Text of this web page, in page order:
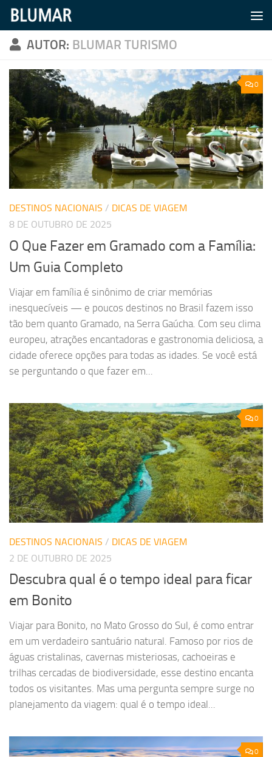
Skip to content
AUTOR: BLUMAR TURISMO
0
DESTINOS NACIONAIS / DICAS DE VIAGEM
8 DE OUTUBRO DE 2025
O Que Fazer em Gramado com a Família:
Um Guia Completo
Viajar em família é sinônimo de criar memórias
inesquecíveis — e poucos destinos no Brasil fazem isso
tão bem quanto Gramado, na Serra Gaúcha. Com seu clima
europeu, atrações encantadoras e gastronomia deliciosa, a
cidade oferece opções para todas as idades. Se você está
se perguntando o que fazer em...
0
DESTINOS NACIONAIS / DICAS DE VIAGEM
2 DE OUTUBRO DE 2025
Descubra qual é o tempo ideal para ficar
em Bonito
Viajar para Bonito, no Mato Grosso do Sul, é como entrar
em um verdadeiro santuário natural. Famoso por rios de
águas cristalinas, cavernas misteriosas, cachoeiras e
trilhas cercadas de biodiversidade, esse destino encanta
todos os visitantes. Mas uma pergunta sempre surge no
planejamento da viagem: qual é o tempo ideal...
0